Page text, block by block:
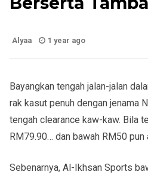
Alyaa 1 year ago
Bayangkan tengah jalan-jalan
rak kasut penuh dengan jenama
tengah clearance kaw-kaw. Bila
RM79.90… dan bawah RM50 pun
Sebenarnya, Al-Ikhsan Sports